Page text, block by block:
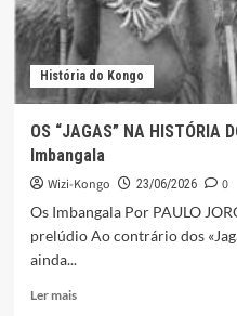
História do Kongo
OS “JAGAS” NA HISTÓRIA
Imbangala
Wizi-Kongo 23/06/2026
0
Os Imbangala Por PAULO
prelúdio Ao contrário dos
ainda...
Ler maisLeia